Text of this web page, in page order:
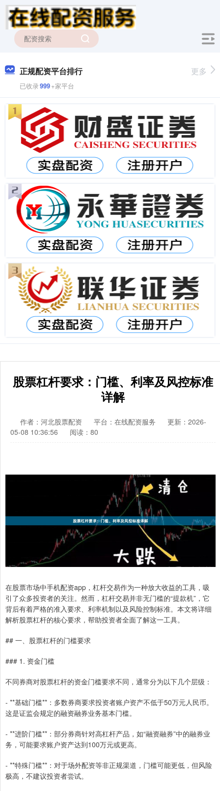
正规配资平台排行
已收录999+家平台
更多
股票杠杆要求：门槛、利率及风控标准
详解
作者：河北股票配资 平台：在线配资服务
更新：2026-
05-08 10:36:56
阅读：80
在股票市场中手机配资app，杠杆交易作为一种放大收益的工具，吸
引了众多投资者的关注。然而，杠杆交易并非无门槛的“提款机”，它
背后有着严格的准入要求、利率机制以及风险控制标准。本文将详细
解析股票杠杆的核心要求，帮助投资者全面了解这一工具。
## 一、股票杠杆的门槛要求
### 1. 资金门槛
不同券商对股票杠杆的资金门槛要求不同，通常分为以下几个层级：
- **基础门槛**：多数券商要求投资者账户资产不低于50万元人民币。
这是证监会规定的融资融券业务基本门槛。
- **进阶门槛**：部分券商针对高杠杆产品，如“融资融券”中的融券业
务，可能要求账户资产达到100万元或更高。
- **特殊门槛**：对于场外配资等非正规渠道，门槛可能更低，但风险
极高，不建议投资者尝试。